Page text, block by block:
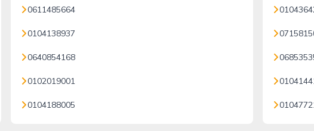
0611485664
0104138937
0640854168
0102019001
0104188005